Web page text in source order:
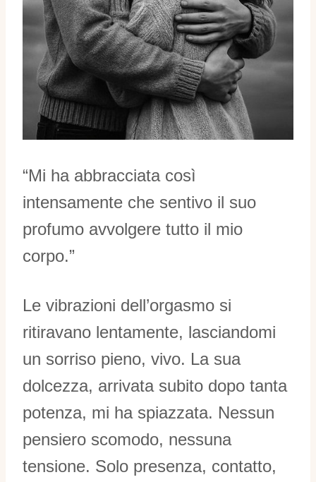
“Mi ha abbracciata così
intensamente che sentivo il suo
profumo avvolgere tutto il mio
corpo.”
Le vibrazioni dell’orgasmo si
ritiravano lentamente, lasciandomi
un sorriso pieno, vivo. La sua
dolcezza, arrivata subito dopo tanta
potenza, mi ha spiazzata. Nessun
pensiero scomodo, nessuna
tensione. Solo presenza, contatto,